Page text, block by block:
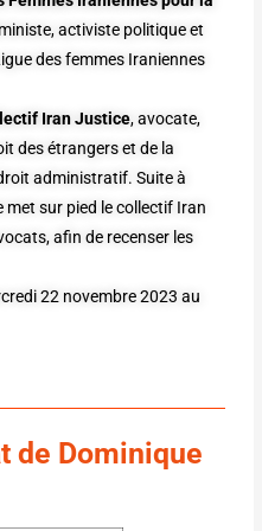
activiste politique et
des femmes Iraniennes
Iran Justice, avocate,
des étrangers et de la
administratif. Suite à
met sur pied le collectif Iran
afin de recenser les
22 novembre 2023 au
de Dominique